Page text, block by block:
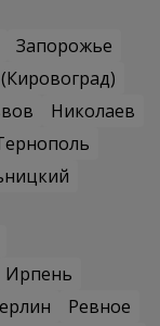
Запорожье
Николаев
Ирпень
Ревное